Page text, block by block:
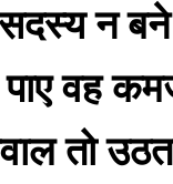
न
वह
तो